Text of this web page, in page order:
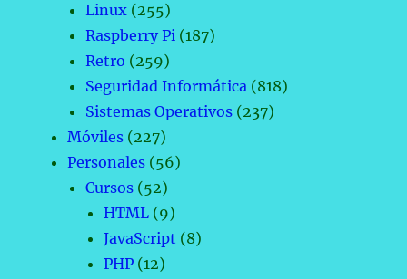
Linux (255)
Raspberry Pi (187)
Retro (259)
Seguridad Informática (818)
Sistemas Operativos (237)
Móviles (227)
Personales (56)
Cursos (52)
HTML (9)
JavaScript (8)
PHP (12)